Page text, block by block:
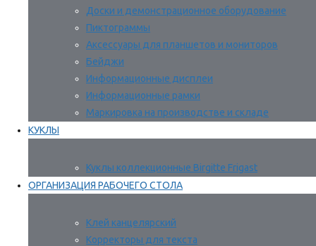
Доски и демонстрационное оборудование
Пиктограммы
Аксессуары для планшетов и мониторов
Бейджи
Информационные дисплеи
Информационные рамки
Маркировка на производстве и складе
КУКЛЫ
Куклы коллекционные Birgitte Frigast
ОРГАНИЗАЦИЯ РАБОЧЕГО СТОЛА
Клей канцелярский
Корректоры для текста